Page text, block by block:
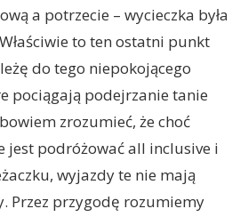
a potrzecie – wycieczka była
to ten ostatni punkt
do tego niepokojącego
pociągają podejrzanie tanie
zrozumieć, że choć
jest podróżować all inclusive i
wyjazdy te nie mają
Przez przygodę rozumiemy